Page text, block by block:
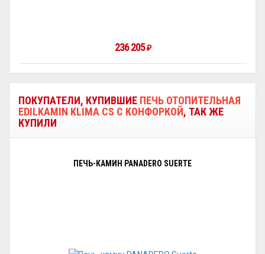
236 205 ₽
ПОКУПАТЕЛИ, КУПИВШИЕ ПЕЧЬ ОТОПИТЕЛЬНАЯ
EDILKAMIN KLIMA CS С КОНФОРКОЙ, ТАК ЖЕ
КУПИЛИ
ПЕЧЬ-КАМИН PANADERO SUERTE